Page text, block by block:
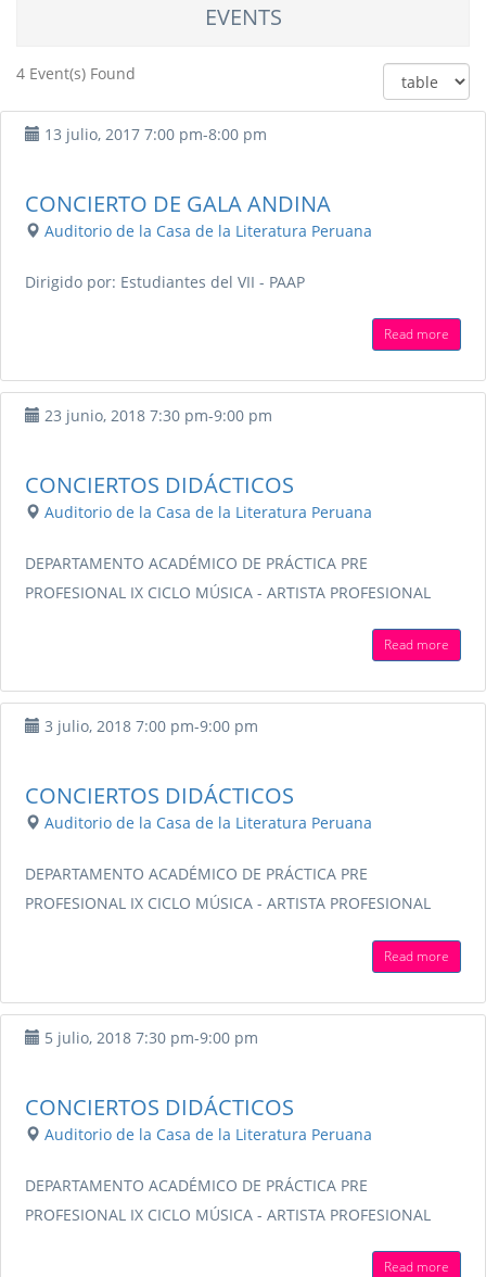
EVENTS
4 Event(s) Found
13 julio, 2017 7:00 pm-8:00 pm
CONCIERTO DE GALA ANDINA
Auditorio de la Casa de la Literatura Peruana
Dirigido por: Estudiantes del VII - PAAP
Read more
23 junio, 2018 7:30 pm-9:00 pm
CONCIERTOS DIDÁCTICOS
Auditorio de la Casa de la Literatura Peruana
DEPARTAMENTO ACADÉMICO DE PRÁCTICA PRE
PROFESIONAL IX CICLO MÚSICA - ARTISTA PROFESIONAL
Read more
3 julio, 2018 7:00 pm-9:00 pm
CONCIERTOS DIDÁCTICOS
Auditorio de la Casa de la Literatura Peruana
DEPARTAMENTO ACADÉMICO DE PRÁCTICA PRE
PROFESIONAL IX CICLO MÚSICA - ARTISTA PROFESIONAL
Read more
5 julio, 2018 7:30 pm-9:00 pm
CONCIERTOS DIDÁCTICOS
Auditorio de la Casa de la Literatura Peruana
DEPARTAMENTO ACADÉMICO DE PRÁCTICA PRE
PROFESIONAL IX CICLO MÚSICA - ARTISTA PROFESIONAL
Read more